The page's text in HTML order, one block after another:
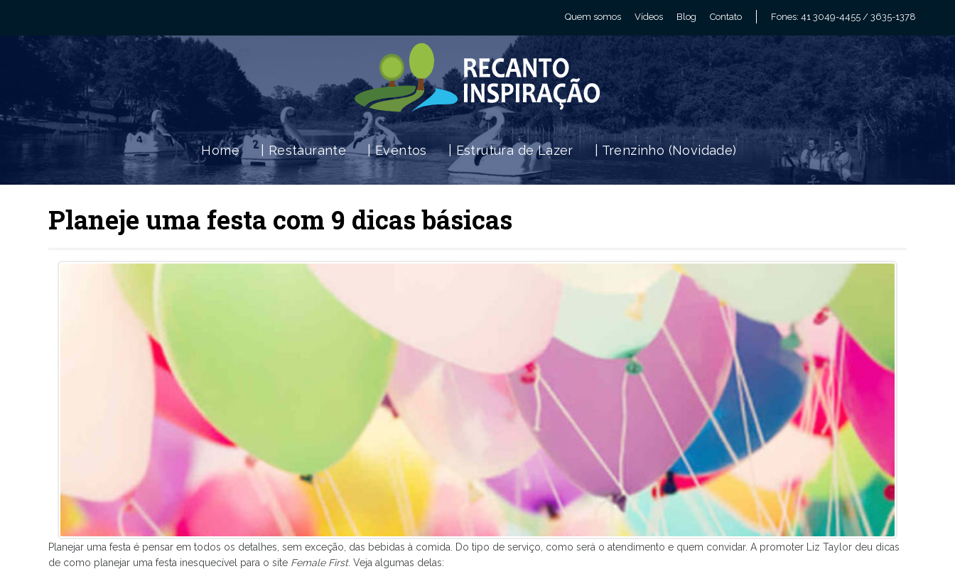
Quem somos Vídeos Blog Contato Fones: 41 3049-4455 / 3635-1378
Home | Restaurante | Eventos | Estrutura de Lazer | Trenzinho (Novidade)
Planeje uma festa com 9 dicas básicas
Planejar uma festa é pensar em todos os detalhes, sem exceção, das bebidas à comida. Do tipo de serviço, como será o atendimento e quem convidar. A promoter Liz Taylor deu dicas
de como planejar uma festa inesquecível para o site Female First. Veja algumas delas: